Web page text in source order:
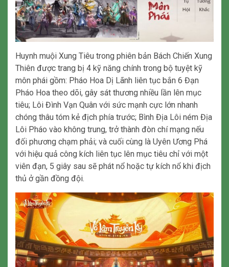
Huynh muội Xung Tiêu trong phiên bản Bách Chiến Xung
Thiên được trang bị 4 kỹ năng chính trong bộ tuyệt kỹ
môn phái gồm: Pháo Hoa Dị Lãnh liên tục bắn 6 Đạn
Pháo Hoa theo dõi, gây sát thương nhiều lần lên mục
tiêu; Lôi Đình Vạn Quân với sức mạnh cực lớn nhanh
chóng thâu tóm kẻ địch phía trước; Bình Địa Lôi ném Địa
Lôi Pháo vào không trung, trở thành đòn chí mạng nếu
đối phương chạm phải; và cuối cùng là Uyên Ương Phá
với hiệu quả công kích liên tục lên mục tiêu chỉ với một
viên đạn, 5 giây sau sẽ phát nổ hoặc tự kích nổ khi địch
thủ ở gần đồng đội.